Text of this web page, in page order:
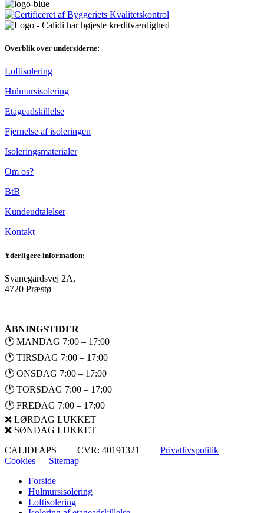
Overblik over undersiderne:
Loftisolering
Hulmursisolering
Etageadskillelse
Fjernelse af isoleringen
Isoleringsmaterialer
Om os?
BtB
Kundeudtalelser
Kontakt
Yderligere information:
Svanegårdsvej 2A,
4720 Præstø
ÅBNINGSTIDER
🕐 MANDAG 7:00 – 17:00
🕐 TIRSDAG 7:00 – 17:00
🕐 ONSDAG 7:00 – 17:00
🕐 TORSDAG 7:00 – 17:00
🕐 FREDAG 7:00 – 17:00
❌ LØRDAG LUKKET
❌ SØNDAG LUKKET
CALIDI APS | CVR: 40191321 | Privatlivspolitik |
Cookies | Sitemap
Forside
Hulmursisolering
Loftisolering